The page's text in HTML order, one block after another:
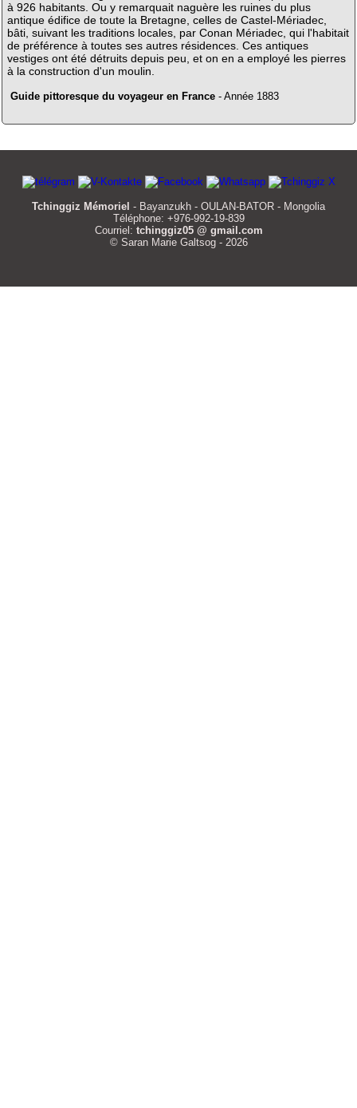
à 926 habitants. Ou y remarquait naguère les ruines du plus
antique édifice de toute la Bretagne, celles de Castel-Mériadec,
bâti, suivant les traditions locales, par Conan Mériadec, qui l'habitait
de préférence à toutes ses autres résidences. Ces antiques
vestiges ont été détruits depuis peu, et on en a employé les pierres
à la construction d'un moulin.
Guide pittoresque du voyageur en France - Année 1883
Tchinggiz Mémoriel - Bayanzukh - OULAN-BATOR - Mongolia
Téléphone: +976-992-19-839
Courriel: tchinggiz05 @ gmail.com
© Saran Marie Galtsog - 2026